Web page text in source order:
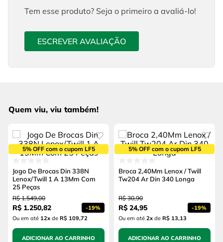
Tem esse produto? Seja o primeiro a avaliá-lo!
ESCREVER AVALIAÇÃO
Quem viu, viu também!
5% OFF com o cupom LF5
Jogo De Brocas Din 338N
Lenox/Twill 1 A 13Mm Com
25 Peças
R$ 1.549,00
R$ 1.250,82 -19%
Ou em até 12x de R$ 109,72
ADICIONAR AO CARRINHO
5% OFF com o cupom LF5
Broca 2,40Mm Lenox / Twill
Tw204 Ar Din 340 Longa
R$ 30,90
R$ 24,95 -19%
Ou em até 2x de R$ 13,13
ADICIONAR AO CARRINHO